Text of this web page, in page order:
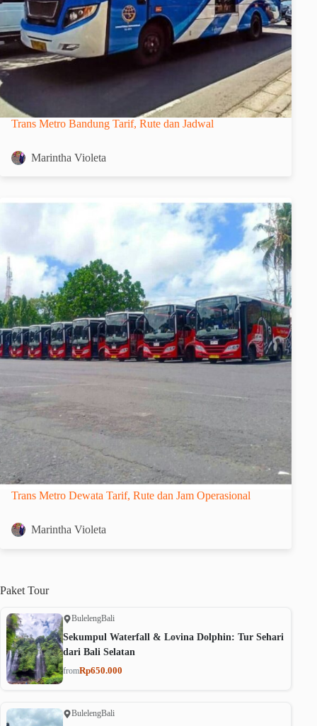
Trans Metro Bandung Tarif, Rute dan Jadwal
Marintha Violeta
Trans Metro Dewata Tarif, Rute dan Jam Operasional
Marintha Violeta
Paket Tour
BulelengBali
Sekumpul Waterfall & Lovina Dolphin: Tur Sehari
dari Bali Selatan
fromRp650.000
BulelengBali